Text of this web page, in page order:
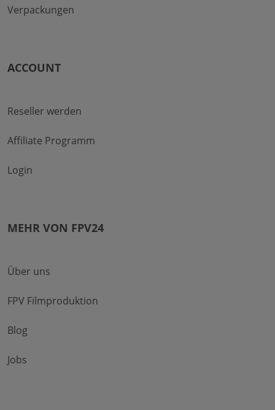
Verpackungen
ACCOUNT
Reseller werden
Affiliate Programm
Login
MEHR VON FPV24
Über uns
FPV Filmproduktion
Blog
Jobs